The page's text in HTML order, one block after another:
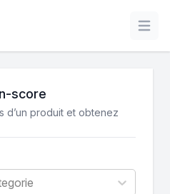
score
d’un produit et obtenez